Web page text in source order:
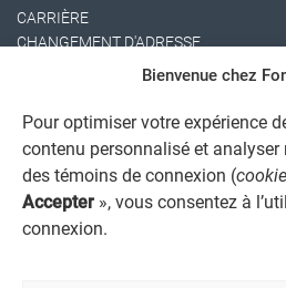
Bienvenue chez
Pour optimiser votre expérience
contenu personnalisé et
des témoins de connexion (
Accepter », vous consentez à
connexion.
CARRIÈRE
CHANGEMENT D'ADRESSE
AVIS JURIDIQUE GÉNÉRAL